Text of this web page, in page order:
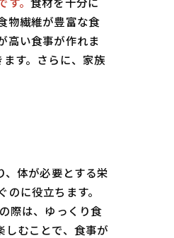
物繊維が豊富な食
高い食事が作れま
す。さらに、家族
、体が必要とする栄
に役立ちます。
際は、ゆっくり食
しむことで、食事が